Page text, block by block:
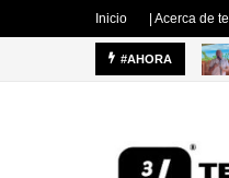
Inicio | Acerca de
#AHORA